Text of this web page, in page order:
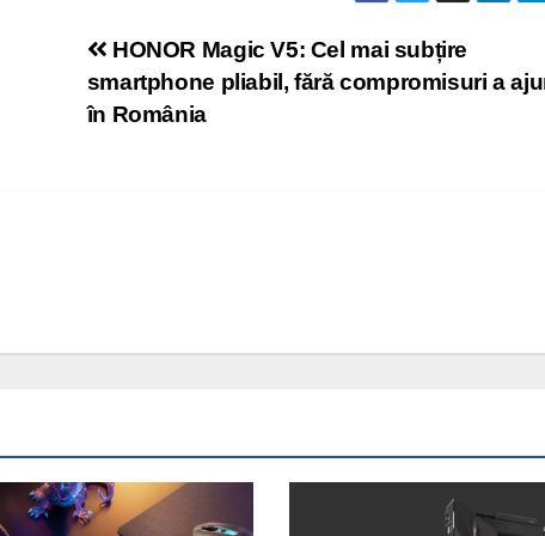
HONOR Magic V5: Cel mai subțire
smartphone pliabil, fără compromisuri a
în România